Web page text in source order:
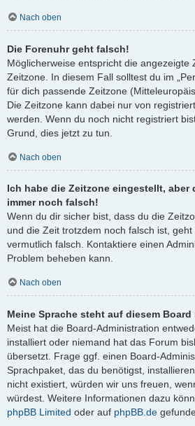
Nach oben
Die Forenuhr geht falsch!
Möglicherweise entspricht die angezeigte
Zeitzone. In diesem Fall solltest du im
für dich passende Zeitzone
Die Zeitzone kann dabei nur von
werden. Wenn du noch nicht registriert
Grund, dies jetzt zu tun.
Nach oben
Ich habe die Zeitzone eingestellt, aber
immer noch falsch!
Wenn du dir sicher bist, dass du die
und die Zeit trotzdem noch falsch ist,
vermutlich falsch. Kontaktiere einen
Problem beheben kann.
Nach oben
Meine Sprache steht auf diesem
Meist hat die Board-Administration
installiert oder niemand hat das Forum
übersetzt. Frage ggf. einen Board-
Sprachpaket, das du benötigst,
nicht existiert, würden wir uns freuen,
würdest. Weitere Informationen dazu
phpBB Limited oder auf phpBB.de